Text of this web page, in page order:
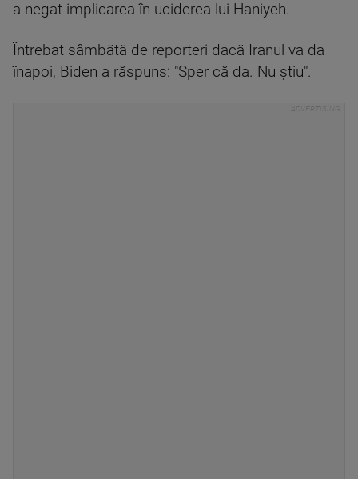
a negat implicarea în uciderea lui Haniyeh.
Întrebat sâmbătă de reporteri dacă Iranul va da
înapoi, Biden a răspuns: "Sper că da. Nu ştiu".